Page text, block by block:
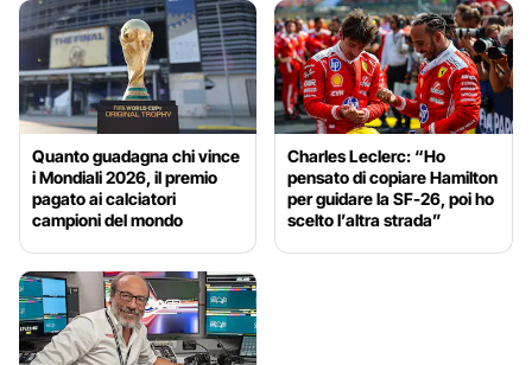
Quanto guadagna chi vince
i Mondiali 2026, il premio
pagato ai calciatori
campioni del mondo
Charles Leclerc: “Ho
pensato di copiare Hamilton
per guidare la SF-26, poi ho
scelto l’altra strada”